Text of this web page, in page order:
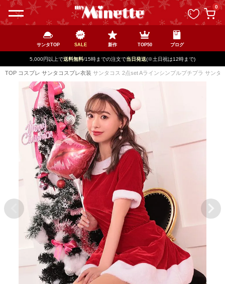
0
サンタTOP SALE 新作 TOP50 ブログ
新規登録で最大2500円OFF!
TOP コスプレ サンタコスプレ衣装 サンタコス 2点set Aラインシンプルプチプラ サンタ
ペー
ジト
ップ